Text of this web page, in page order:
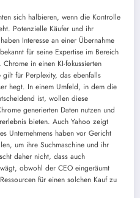
sich halbieren, wenn die Kontrolle
Potenzielle Käufer und ihr
Interesse an einer Übernahme
für seine Expertise im Bereich
in einen KI-fokussierten
gilt für Perplexity, das ebenfalls
hegt. In einem Umfeld, in dem die
ist, wollen diese
generierten Daten nutzen und
bieten. Auch Yahoo zeigt
Unternehmens haben vor Gericht
um ihre Suchmaschine und ihr
daher nicht, dass auch
obwohl der CEO eingeräumt
für einen solchen Kauf zu